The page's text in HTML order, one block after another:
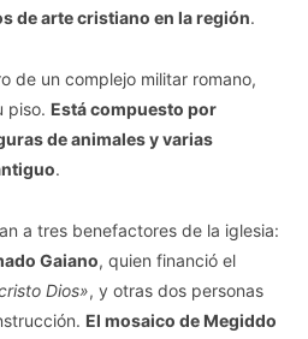
de arte cristiano en la región.
de un complejo militar romano,
piso. Está compuesto por
de animales y varias
.
a tres benefactores de la iglesia:
Gaiano, quien financió el
Dios», y otras dos personas
El mosaico de Megiddo